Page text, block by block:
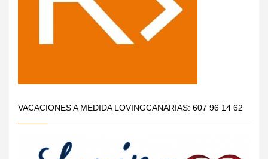
VACACIONES A MEDIDA LOVINGCANARIAS: 607 96 14 62